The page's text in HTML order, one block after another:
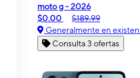
moto g - 2026
$0.00
$189.99
Generalmente en
Consulta 3 ofertas